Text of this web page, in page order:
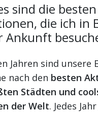
sind die besten
die ich in
Ankunft
Jahren sind unsere
nach den besten
Städten und
der Welt. Jedes